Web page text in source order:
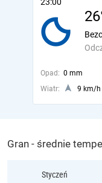
Opad: 0 mm
Wiatr:
9 km/h
Gran - średnie
Styczeń